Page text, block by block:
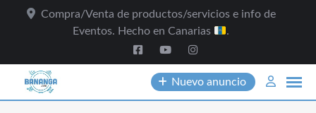
Compra/Venta de productos/servicios e info de
Eventos. Hecho en Canarias
.
Nuevo anuncio